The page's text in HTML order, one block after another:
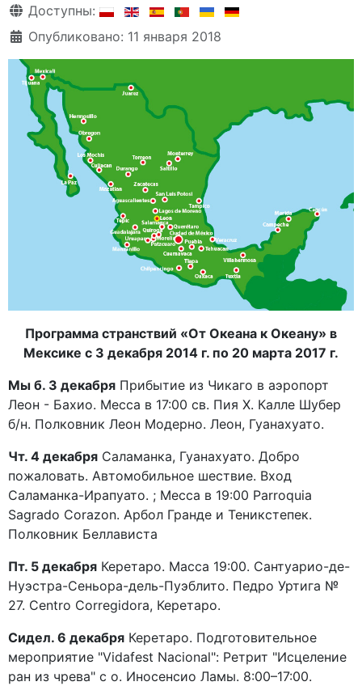
Информация о материале
Доступны:
Опубликовано: 11 января 2018
Программа странствий «От Океана к Океану» в
Мексике с 3 декабря 2014 г. по 20 марта 2017 г.
Мы б. 3 декабря Прибытие из Чикаго в аэропорт
Леон - Бахио. Месса в 17:00 св. Пия X. Калле Шубер
б/н. Полковник Леон Модерно. Леон, Гуанахуато.
Чт. 4 декабря Саламанка, Гуанахуато. Добро
пожаловать. Автомобильное шествие. Вход
Саламанка-Ирапуато. ; Месса в 19:00 Parroquia
Sagrado Corazon. Арбол Гранде и Теникстепек.
Полковник Беллависта
Пт. 5 декабря Керетаро. Масса 19:00. Сантуарио-де-
Нуэстра-Сеньора-дель-Пуэблито. Педро Уртига №
27. Centro Corregidora, Керетаро.
Сидел. 6 декабря Керетаро. Подготовительное
мероприятие "Vidafest Nacional": Ретрит "Исцеление
ран из чрева" с о. Иносенсио Ламы. 8:00–17:00.